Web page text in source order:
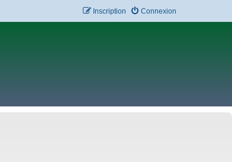
Connexion
Inscription